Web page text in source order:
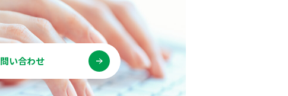
い合わせ